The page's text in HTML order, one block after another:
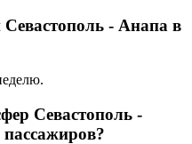
- Анапа в
Севастополь -